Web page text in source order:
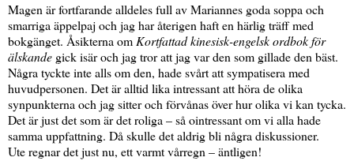
Magen är fortfarande alldeles full av Mariannes goda soppa och
smarriga äppelpaj och jag har återigen haft en härlig träff med
bokgänget. Åsikterna om Kortfattad kinesisk-engelsk ordbok för
älskande gick isär och jag tror att jag var den som gillade den bäst.
Några tyckte inte alls om den, hade svårt att sympatisera med
huvudpersonen. Det är alltid lika intressant att höra de olika
synpunkterna och jag sitter och förvånas över hur olika vi kan tycka.
Det är just det som är det roliga – så ointressant om vi alla hade
samma uppfattning. Då skulle det aldrig bli några diskussioner.
Ute regnar det just nu, ett varmt vårregn – äntligen!